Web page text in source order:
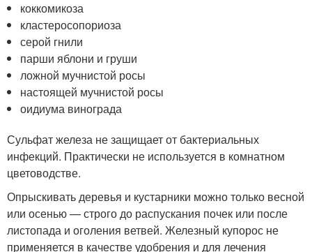
коккомикоза
кластеросопориоза
серой гнили
парши яблони и груши
ложной мучнистой росы
настоящей мучнистой росы
оидиума винограда
Сульфат железа не защищает от бактериальных
инфекций. Практически не используется в комнатном
цветоводстве.
Опрыскивать деревья и кустарники можно только весной
или осенью — строго до распускания почек или после
листопада и оголения ветвей. Железный купорос не
применяется в качестве удобрения и для лечения